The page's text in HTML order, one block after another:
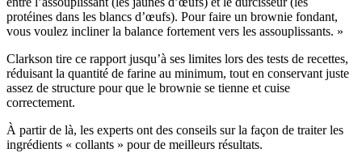
protéines dans les blancs d’œufs). Pour faire un brownie fondant,
vous voulez incliner la balance fortement vers les assouplissants. »
Clarkson tire ce rapport jusqu’à ses limites lors des tests de recettes,
réduisant la quantité de farine au minimum, tout en conservant juste
assez de structure pour que le brownie se tienne et cuise
correctement.
À partir de là, les experts ont des conseils sur la façon de traiter les
ingrédients « collants » pour de meilleurs résultats.